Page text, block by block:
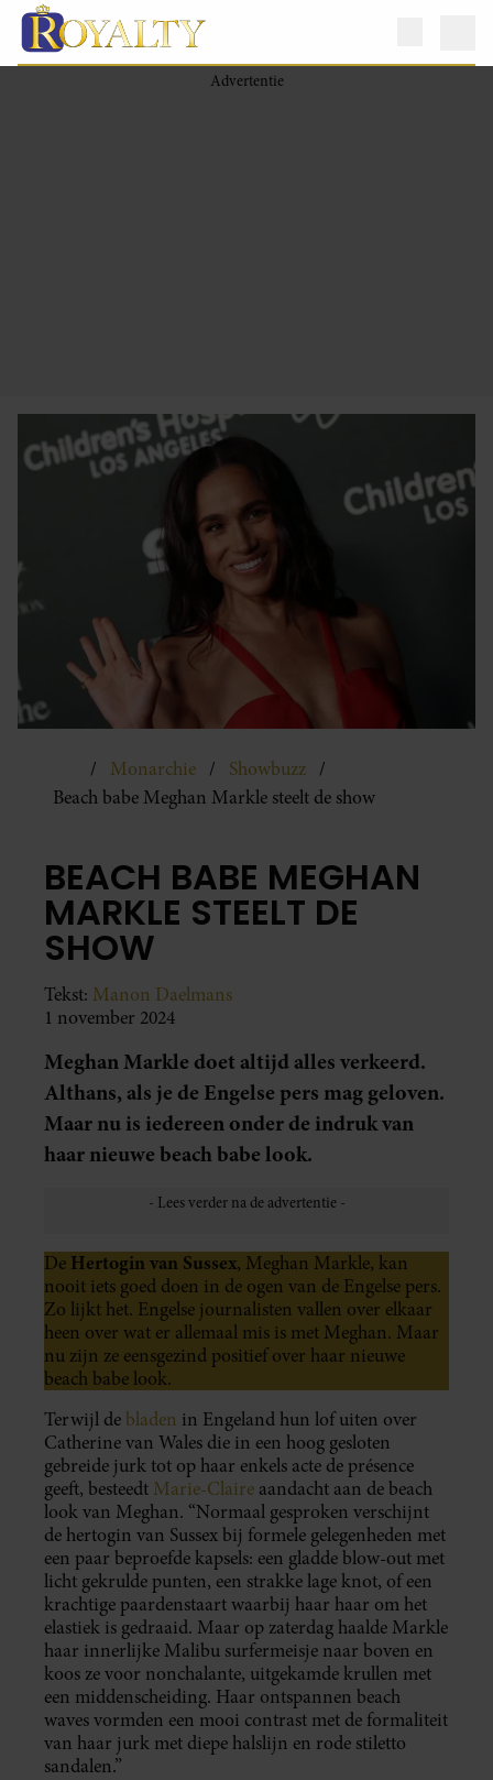
Monarchie
Showbuzz
Beach babe Meghan Markle steelt de show
BEACH BABE MEGHAN
MARKLE STEELT DE
SHOW
Tekst: Manon Daelmans
1 november 2024
Meghan Markle doet altijd alles verkeerd.
Althans, als je de Engelse pers mag geloven.
Maar nu is iedereen onder de indruk van
haar nieuwe beach babe look.
De Hertogin van Sussex, Meghan Markle, kan
nooit iets goed doen in de ogen van de Engelse pers.
Zo lijkt het. Engelse journalisten vallen over elkaar
heen over wat er allemaal mis is met Meghan. Maar
nu zijn ze eensgezind positief over haar nieuwe
beach babe look.
Terwijl de bladen in Engeland hun lof uiten over
Catherine van Wales die in een hoog gesloten
gebreide jurk tot op haar enkels acte de présence
geeft, besteedt Marie-Claire aandacht aan de beach
look van Meghan. “Normaal gesproken verschijnt
de hertogin van Sussex bij formele gelegenheden met
een paar beproefde kapsels: een gladde blow-out met
licht gekrulde punten, een strakke lage knot, of een
krachtige paardenstaart waarbij haar haar om het
elastiek is gedraaid. Maar op zaterdag haalde Markle
haar innerlijke Malibu surfermeisje naar boven en
koos ze voor nonchalante, uitgekamde krullen met
een middenscheiding. Haar ontspannen beach
waves vormden een mooi contrast met de formaliteit
van haar jurk met diepe halslijn en rode stiletto
sandalen.”